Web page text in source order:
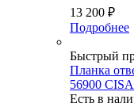
13 200 ₽
Подробнее
Быстрый
Планка
56900
Есть в